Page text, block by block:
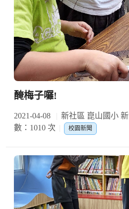
醃梅子囉!
2021-04-08 新社區 崑山國小
數：1010 次
校園新聞